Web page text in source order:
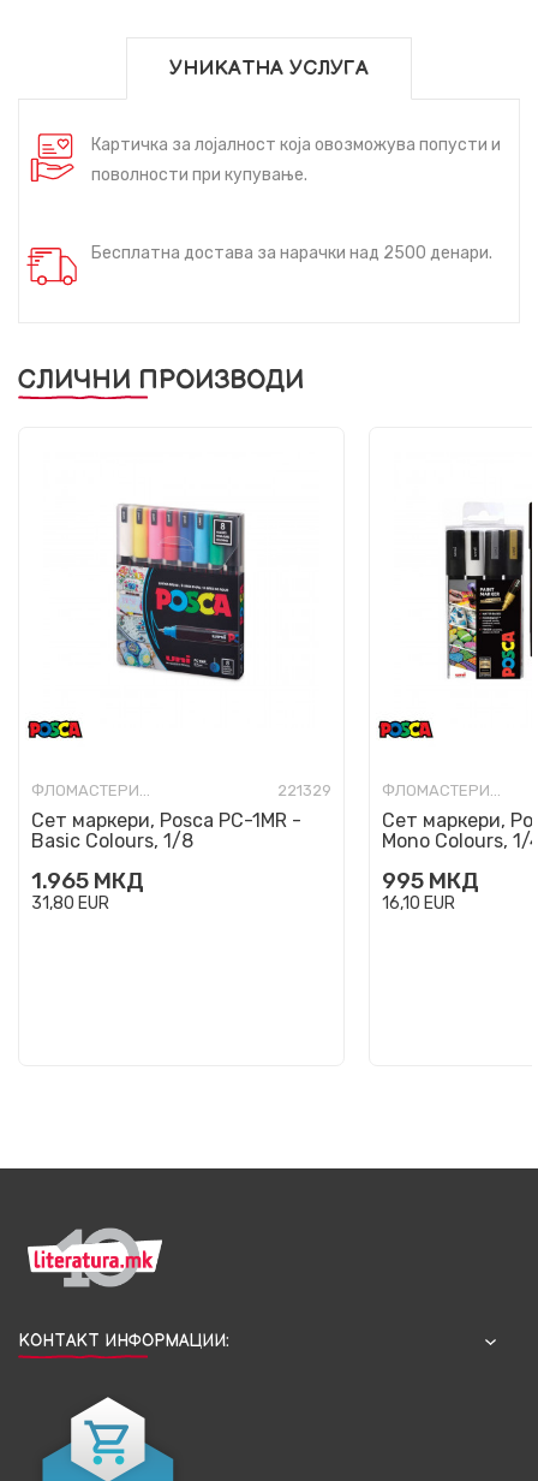
УНИКАТНА УСЛУГА
Картичка за лојалност која овозможува попусти и
поволности при купување.
Бесплатна достава за нарачки над 2500 денари.
СЛИЧНИ ПРОИЗВОДИ
ФЛОМАСТЕРИ-УМЕТНИЧКИ 221329
Сет маркери, Posca PC-1MR -
Basic Colours, 1/8
1.965 МКД
31,80 EUR
ФЛОМАСТЕРИ-УМЕТНИЧКИ
Сет маркери,
Mono Colours, 1/
995 МКД
16,10 EUR
КОНТАКТ ИНФОРМАЦИИ: